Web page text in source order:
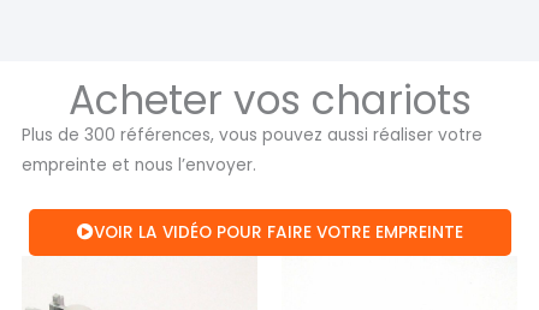
Acheter vos chariots
Plus de 300 références, vous pouvez aussi réaliser votre
empreinte et nous l’envoyer.
VOIR LA VIDÉO POUR FAIRE VOTRE EMPREINTE